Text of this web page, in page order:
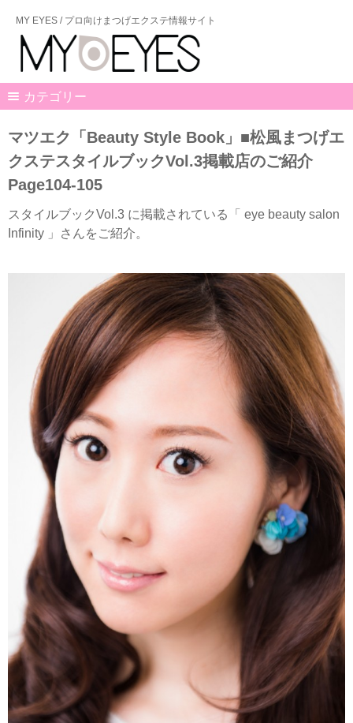
MY EYES / プロ向けまつげエクステ情報サイト
カテゴリー
マツエク「Beauty Style Book」■松風まつげエ
クステスタイルブックVol.3掲載店のご紹介
Page104-105
スタイルブックVol.3 に掲載されている「 eye beauty salon
Infinity 」さんをご紹介。